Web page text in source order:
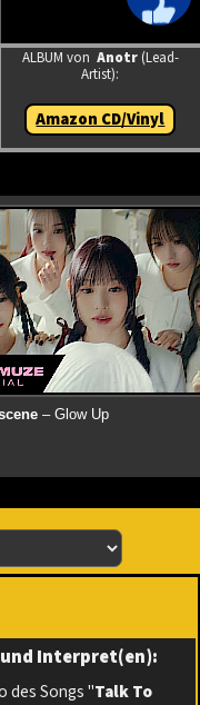
ALBUM von Anotr(Lead-
Artist):
Amazon CD/Vinyl
– Glow Up
Interpret(en):
des Songs "Talk To